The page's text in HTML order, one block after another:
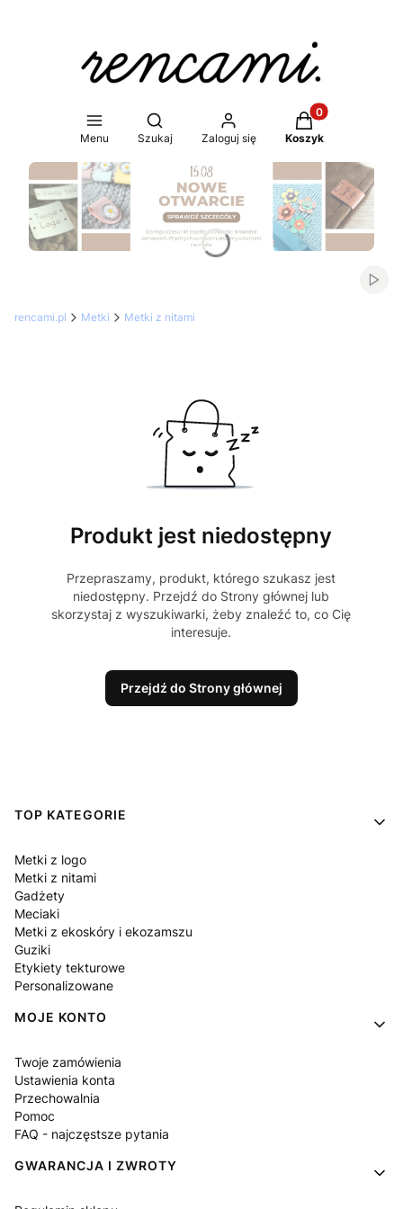
Menu
Otwórz wyszukiwarkę
Szukaj Zaloguj się
Produkty w
Koszyk
Naciśnij Enter lub spację, aby otworzyć stronę.
rencami.pl Metki Metki z nitami
Produkt jest niedostępny
Przepraszamy, produkt, którego szukasz jest
niedostępny. Przejdź do Strony głównej lub
skorzystaj z wyszukiwarki, żeby znaleźć to, co Cię
interesuje.
Przejdź do Strony głównej
Linki w stopce
TOP KATEGORIE
Metki z logo
Metki z nitami
Gadżety
Meciaki
Metki z ekoskóry i ekozamszu
Guziki
Etykiety tekturowe
Personalizowane
MOJE KONTO
Twoje zamówienia
Ustawienia konta
Przechowalnia
Pomoc
FAQ - najczęstsze pytania
GWARANCJA I ZWROTY